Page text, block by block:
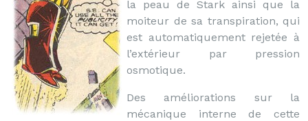
la peau de Stark ainsi que la
moiteur de sa transpiration, qui
est automatiquement rejetée à
l’extérieur par pression
osmotique.
Des améliorations sur la
mécanique interne de cette